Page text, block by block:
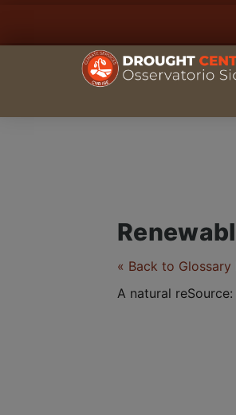
« Back to Glossary
A natural